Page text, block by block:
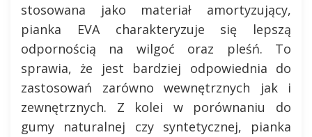
stosowana jako materiał amortyzujący,
pianka EVA charakteryzuje się lepszą
odpornością na wilgoć oraz pleśń. To
sprawia, że jest bardziej odpowiednia do
zastosowań zarówno wewnętrznych jak i
zewnętrznych. Z kolei w porównaniu do
gumy naturalnej czy syntetycznej, pianka